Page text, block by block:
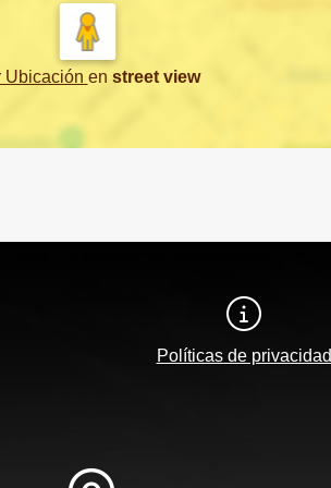
Ubicación en street view
Políticas de privacidad